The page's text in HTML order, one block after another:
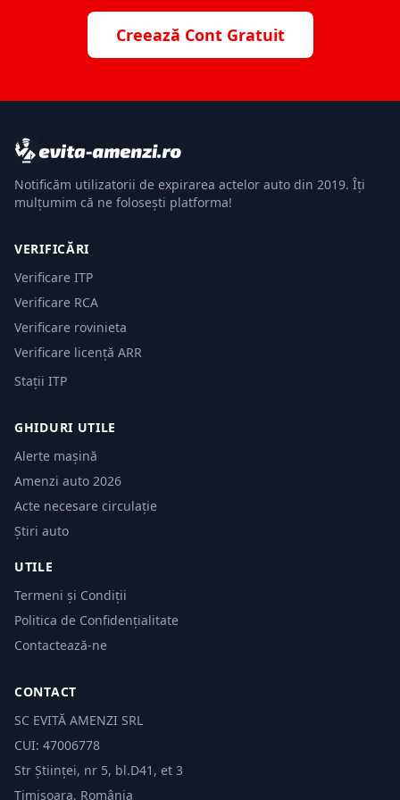
Creează Cont Gratuit
Notificăm utilizatorii de expirarea actelor auto din 2019. Îți
mulțumim că ne folosești platforma!
VERIFICĂRI
Verificare ITP
Verificare RCA
Verificare rovinieta
Verificare licență ARR
Stații ITP
GHIDURI UTILE
Alerte mașină
Amenzi auto 2026
Acte necesare circulație
Știri auto
UTILE
Termeni și Condiții
Politica de Confidențialitate
Contactează-ne
CONTACT
SC EVITĂ AMENZI SRL
CUI: 47006778
Str Științei, nr 5, bl.D41, et 3
Timișoara, România